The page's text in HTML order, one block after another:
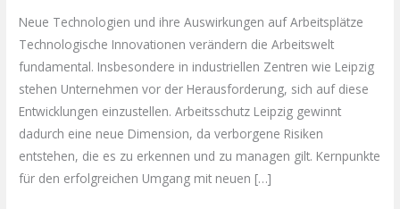
Neue Technologien und ihre Auswirkungen auf Arbeitsplätze
Technologische Innovationen verändern die Arbeitswelt
fundamental. Insbesondere in industriellen Zentren wie Leipzig
stehen Unternehmen vor der Herausforderung, sich auf diese
Entwicklungen einzustellen. Arbeitsschutz Leipzig gewinnt
dadurch eine neue Dimension, da verborgene Risiken
entstehen, die es zu erkennen und zu managen gilt. Kernpunkte
für den erfolgreichen Umgang mit neuen […]